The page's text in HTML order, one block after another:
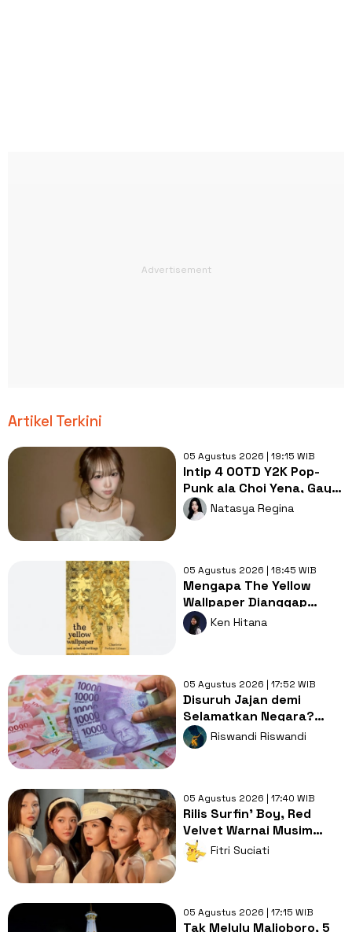
Artikel Terkini
05 Agustus 2026 | 19:15 WIB
Intip 4 OOTD Y2K Pop-
Punk ala Choi Yena, Gaya
Lebih Cute dan Rebel!
Natasya Regina
05 Agustus 2026 | 18:45 WIB
Mengapa The Yellow
Wallpaper Dianggap
Karya Sastra dengan
Kritik Feminisme?
Ken Hitana
05 Agustus 2026 | 17:52 WIB
Disuruh Jajan demi
Selamatkan Negara?
Dompet Kita: Giliran Gue
Lagi?
Riswandi Riswandi
05 Agustus 2026 | 17:40 WIB
Rilis Surfin' Boy, Red
Velvet Warnai Musim
Panas dengan Suasana
Romantis
Fitri Suciati
05 Agustus 2026 | 17:15 WIB
Tak Melulu Malioboro, 5